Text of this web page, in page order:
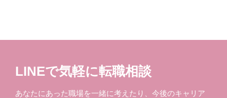
LINEで気軽に転職相談
あなたにあった職場を一緒に考えたり、今後のキャリア